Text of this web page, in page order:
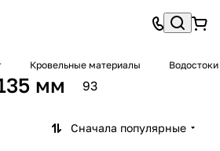
Кровельные материалы Водостоки
мм 93
Сначала популярные